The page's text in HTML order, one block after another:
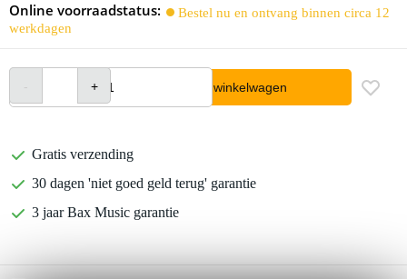
Online voorraadstatus:
Bestel nu en ontvang binnen circa 12
werkdagen
In winkelwagen
Gratis verzending
30 dagen 'niet goed geld terug' garantie
3 jaar Bax Music garantie